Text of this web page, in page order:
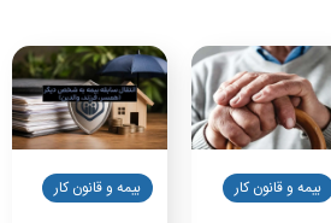
بیمه و قانون کار بیمه و قانون کار